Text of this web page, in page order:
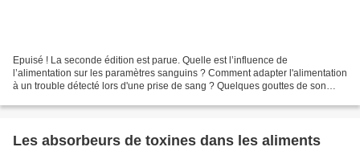
Epuisé ! La seconde édition est parue. Quelle est l’influence de
l’alimentation sur les paramètres sanguins ? Comment adapter l'alimentation
à un trouble détecté lors d'une prise de sang ? Quelques gouttes de son
Les absorbeurs de toxines dans les aliments